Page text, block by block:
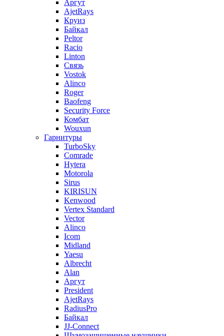
Аргут
AjetRays
Круиз
Байкал
Peltor
Racio
Linton
Связь
Vostok
Alinco
Roger
Baofeng
Security Force
Комбат
Wouxun
Гарнитуры
TurboSky
Comrade
Hytera
Motorola
Sirus
KIRISUN
Kenwood
Vertex Standard
Vector
Alinco
Icom
Midland
Yaesu
Albrecht
Alan
Аргут
President
AjetRays
RadiusPro
Байкал
JJ-Connect